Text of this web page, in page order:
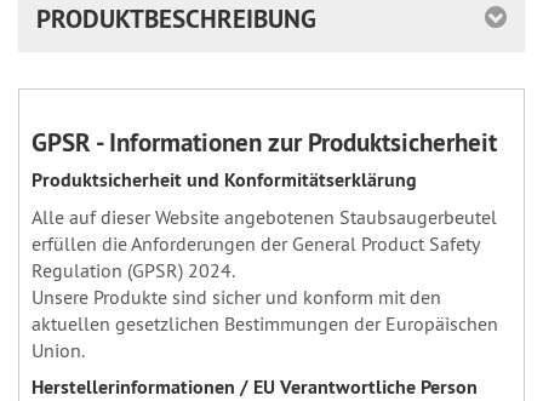
PRODUKTBESCHREIBUNG
GPSR - Informationen zur Produktsicherheit
Produktsicherheit und Konformitätserklärung
Alle auf dieser Website angebotenen Staubsaugerbeutel
erfüllen die Anforderungen der General Product Safety
Regulation (GPSR) 2024.
Unsere Produkte sind sicher und konform mit den
aktuellen gesetzlichen Bestimmungen der Europäischen
Union.
Herstellerinformationen / EU Verantwortliche Person